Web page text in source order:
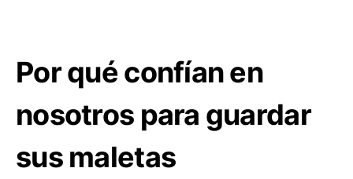
Por qué confían en
nosotros para guardar
sus maletas